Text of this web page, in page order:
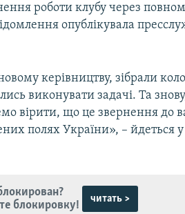
роботи клубу через
опублікувала
керівництву, зібрали коло
виконувати задачі. Та
вірити, що це звернення до
полях України», – йдеться у
блокировку!
читать >